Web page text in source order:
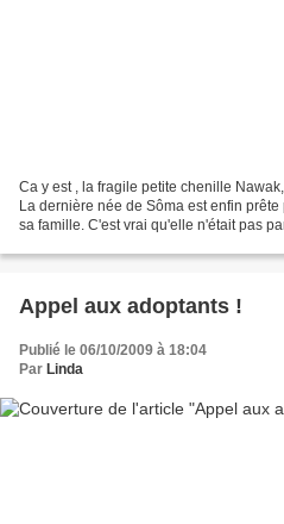
Ca y est , la fragile petite chenille
La dernière née de Sôma est enfin
sa famille. C'est vrai qu'elle n'était pas
Appel aux adoptants !
Publié le 06/10/2009 à 18:04
Par Linda